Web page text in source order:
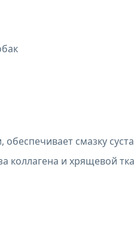
смазку
коллагена и хрящевой